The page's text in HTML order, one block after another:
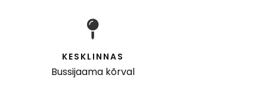
KESKLINNAS
Bussijaama kõrval